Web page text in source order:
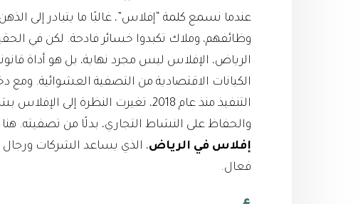
عندما نسمع كلمة “إفلاس”، غالبًا ما يتبادر إلى
وظائفهم، وملاك تكبدوا خسائر فادحة. لكن في
الرياض، الإفلاس ليس مجرد نهاية، بل هو أداة
الكيانات الاقتصادية من التصفية العشوائية.
التنفيذ منذ عام 2018، تغيرت النظرة
والحفاظ على النشاط التجاري، بدلًا من تصفيته.
إفلاس في الرياض، الذي يساعد الشركات
فعال.